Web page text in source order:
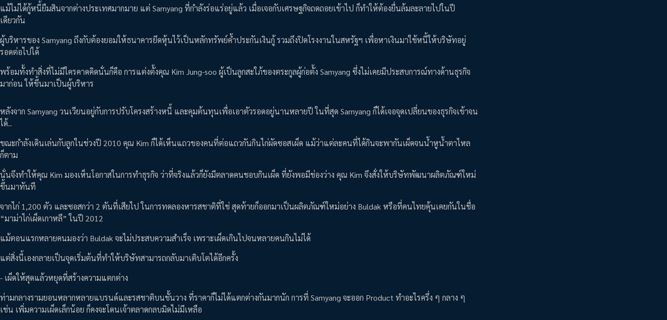
แม้ไม่ได้กู้หนี้ยืมสินจากต่างประเทศมากมาย แต่ Samyang ที่กำลังร่อแร่อยู่แล้ว เมื่อเจอกับเศรษฐกิจถดถอยเข้าไป ก็ทำให้ต้องยื่นล้มละลายไปในปี
เดียวกัน
ผู้บริหารของ Samyang ถึงกับต้องยอมให้ธนาคารยึดหุ้นไว้เป็นหลักทรัพย์ค้ำประกันเงินกู้ รวมถึงปิดโรงงานในสหรัฐฯ เพื่อหาเงินมาใช้หนี้ให้บริษัทอยู่
รอดต่อไปได้
พร้อมทั้งทำสิ่งที่ไม่มีใครคาดคิดนั่นก็คือ การแต่งตั้งคุณ Kim Jung-soo ผู้เป็นลูกสะใภ้ของตระกูลผู้ก่อตั้ง Samyang ซึ่งไม่เคยมีประสบการณ์ทางด้านธุรกิจ
มาก่อน ให้ขึ้นมาเป็นผู้บริหาร
หลังจาก Samyang วนเวียนอยู่กับการปรับโครงสร้างหนี้ และคุมต้นทุนเพื่อเอาตัวรอดอยู่นานหลายปี ในที่สุด Samyang ก็ได้เจอจุดเปลี่ยนของธุรกิจเข้าจน
ได้..
ขณะกำลังเดินเล่นกับลูกในช่วงปี 2010 คุณ Kim ก็ได้เห็นแถวของคนที่ต่อแถวกันกินไก่ผัดซอสเผ็ด แม้ว่าแต่ละคนที่ได้กินจะพากันเผ็ดจนน้ำหูน้ำตาไหล
ก็ตาม
นั่นจึงทำให้คุณ Kim มองเห็นโอกาสในการทำธุรกิจ ว่าที่จริงแล้วก็ยังมีตลาดคนชอบกินเผ็ด ที่ยังพอมีช่องว่าง คุณ Kim จึงสั่งให้บริษัทพัฒนาผลิตภัณฑ์ใหม่
ขึ้นมาทันที
จากไก่ 1,200 ตัว และซอสกว่า 2 ตันที่เสียไป ในการทดลองหารสชาติที่ใช่ สุดท้ายก็ออกมาเป็นผลิตภัณฑ์ใหม่อย่าง Buldak หรือที่คนไทยคุ้นเคยกันในชื่อ
“มาม่าไก่เผ็ดเกาหลี” ในปี 2012
แม้ตอนแรกหลายคนมองว่า Buldak จะไม่ประสบความสำเร็จ เพราะเผ็ดเกินไปจนหลายคนกินไม่ได้
แต่สิ่งนี้เองกลายเป็นจุดเริ่มต้นที่ทำให้บริษัทสามารถกลับมาเติบโตได้อีกครั้ง
- เผ็ดให้สุดแล้วหยุดที่สร้างความแตกต่าง
ท่ามกลางรามยอนหลากหลายแบรนด์และรสชาติบนชั้นวาง ที่ราคาก็ไม่ได้แตกต่างกันมากนัก การที่ Samyang จะออก Product ทำอะไรครึ่ง ๆ กลาง ๆ
เช่น เพิ่มความเผ็ดเล็กน้อย ก็คงจะโดนเจ้าตลาดกลบมิดไม่มีเหลือ